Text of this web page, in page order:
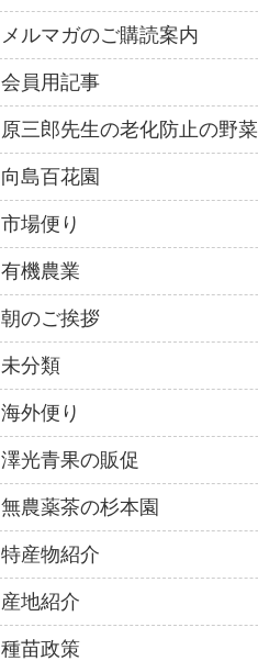
メルマガのご購読案内
会員用記事
原三郎先生の老化防止の野菜
向島百花園
市場便り
有機農業
朝のご挨拶
未分類
海外便り
澤光青果の販促
無農薬茶の杉本園
特産物紹介
産地紹介
種苗政策